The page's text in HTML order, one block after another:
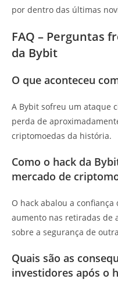
por dentro das últimas
FAQ – Perguntas
da Bybit
O que aconteceu
A Bybit sofreu um ataque
perda de
criptomoedas da história.
Como o hack da
mercado de
O hack abalou a
aumento nas retiradas de
sobre a segurança de
Quais são as
investidores após o